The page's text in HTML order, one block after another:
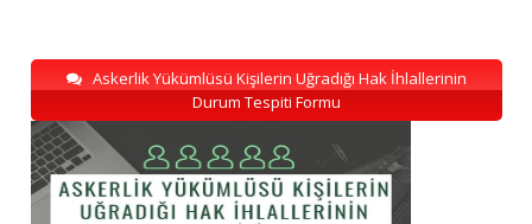
Askerlik Yükümlüsü Kişilerin Uğradığı Hak İhlallerinin
Durum Tespiti Formu